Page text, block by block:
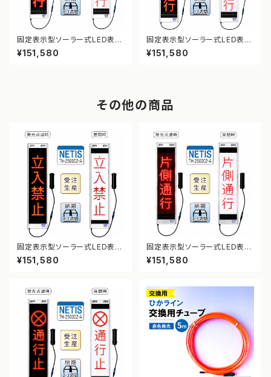
固定表示型ソーラー式LED表示
板 ドットサイン【工事中徐行】【N
ETIS登録】
¥151,580
固定表示型ソーラー式LED表示
板 ドットサイン【交差点徐行】【N
ETIS登録】
¥151,580
その他の商品
固定表示型ソーラー式LED表示
板 ドットサイン【立入禁止】【NE
TIS登録】
¥151,580
固定表示型ソーラー式LED表示
板 ドットサイン【片側通行】【NE
TIS登録】
¥151,580